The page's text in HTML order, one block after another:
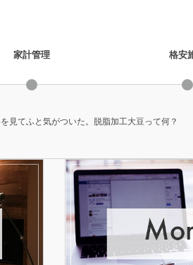
家計管理 格安
見てふと気がついた。脱脂加工大豆って何？